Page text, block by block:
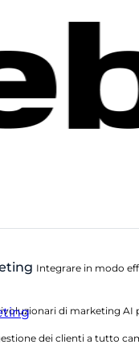
Integrare in modo
di marketing AI
dei clienti a tutto